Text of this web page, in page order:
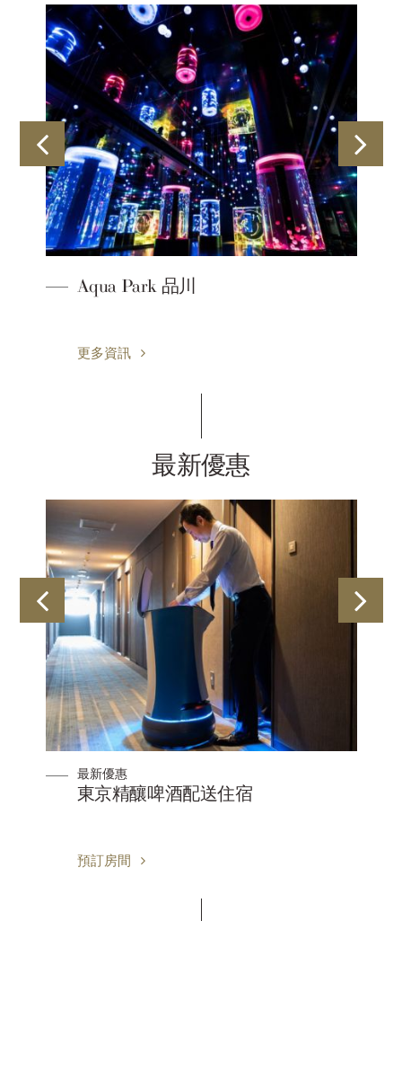
Aqua Park 品川
更多資訊
最新優惠
最新優惠
東京精釀啤酒配送住宿
預訂房間